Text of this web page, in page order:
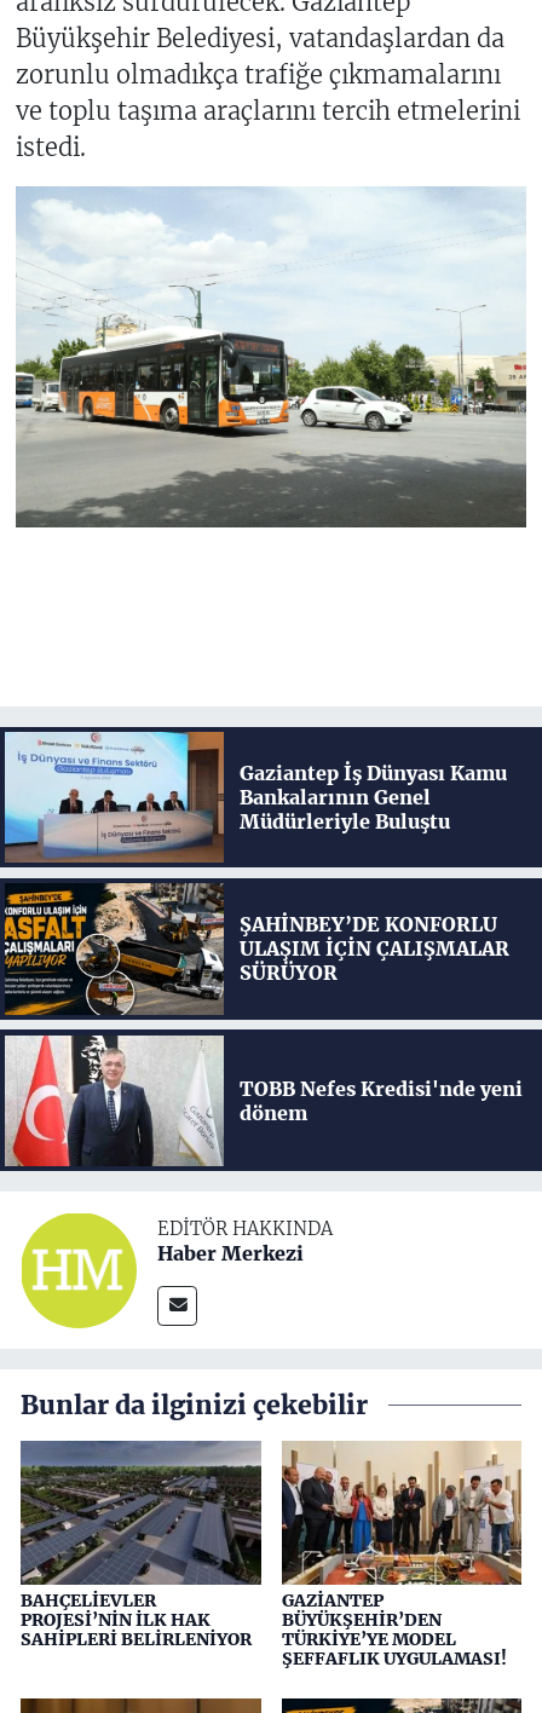
Büyükşehir Belediyesi, vatandaşlardan da
zorunlu olmadıkça trafiğe çıkmamalarını
ve toplu taşıma araçlarını tercih etmelerini
istedi.
Gaziantep İş Dünyası Kamu
Bankalarının Genel
Müdürleriyle Buluştu
ŞAHİNBEY’DE KONFORLU
ULAŞIM İÇİN ÇALIŞMALAR
SÜRÜYOR
TOBB Nefes Kredisi'nde yeni
dönem
EDITÖR HAKKINDA
Haber Merkezi
Bunlar da ilginizi çekebilir
BAHÇELİEVLER
PROJESİ’NİN İLK HAK
SAHİPLERİ BELİRLENİYOR
GAZİANTEP
BÜYÜKŞEHİR’DEN
TÜRKİYE’YE MODEL
ŞEFFAFLIK UYGULAMASI!